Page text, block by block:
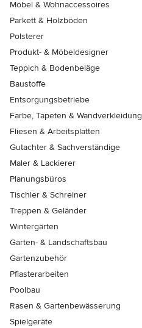
Möbel & Wohnaccessoires
Parkett & Holzböden
Polsterer
Produkt- & Möbeldesigner
Teppich & Bodenbeläge
Baustoffe
Entsorgungsbetriebe
Farbe, Tapeten & Wandverkleidung
Fliesen & Arbeitsplatten
Gutachter & Sachverständige
Maler & Lackierer
Planungsbüros
Tischler & Schreiner
Treppen & Geländer
Wintergärten
Garten- & Landschaftsbau
Gartenzubehör
Pflasterarbeiten
Poolbau
Rasen & Gartenbewässerung
Spielgeräte